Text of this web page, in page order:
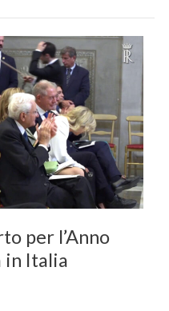
per l’Anno
in Italia